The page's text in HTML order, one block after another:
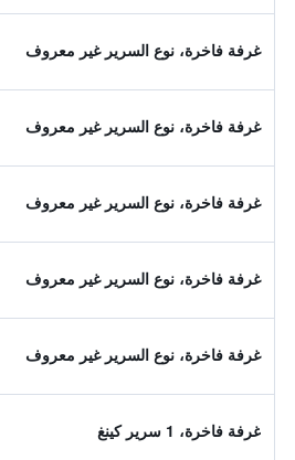
غرفة فاخرة، نوع السرير غير معروف
غرفة فاخرة، نوع السرير غير معروف
غرفة فاخرة، نوع السرير غير معروف
غرفة فاخرة، نوع السرير غير معروف
غرفة فاخرة، نوع السرير غير معروف
غرفة فاخرة، 1 سرير كينغ